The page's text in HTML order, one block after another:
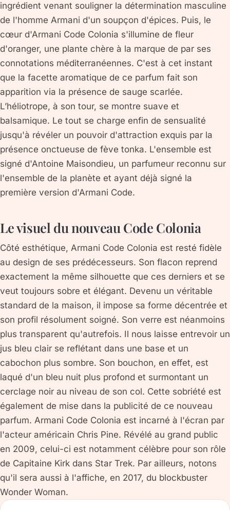
ingrédient venant souligner la détermination masculine
de l'homme Armani d'un soupçon d'épices. Puis, le
cœur d'Armani Code Colonia s'illumine de fleur
d'oranger, une plante chère à la marque de par ses
connotations méditerranéennes. C'est à cet instant
que la facette aromatique de ce parfum fait son
apparition via la présence de sauge scarlée.
L’héliotrope, à son tour, se montre suave et
balsamique. Le tout se charge enfin de sensualité
jusqu'à révéler un pouvoir d'attraction exquis par la
présence onctueuse de fève tonka. L'ensemble est
signé d'Antoine Maisondieu, un parfumeur reconnu sur
l'ensemble de la planète et ayant déjà signé la
première version d'Armani Code.
Le visuel du nouveau Code Colonia
Côté esthétique, Armani Code Colonia est resté fidèle
au design de ses prédécesseurs. Son flacon reprend
exactement la même silhouette que ces derniers et se
veut toujours sobre et élégant. Devenu un véritable
standard de la maison, il impose sa forme décentrée et
son profil résolument soigné. Son verre est néanmoins
plus transparent qu'autrefois. Il nous laisse entrevoir un
jus bleu clair se reflétant dans une base et un
cabochon plus sombre. Son bouchon, en effet, est
laqué d'un bleu nuit plus profond et surmontant un
cerclage noir au niveau de son col. Cette sobriété est
également de mise dans la publicité de ce nouveau
parfum. Armani Code Colonia est incarné à l'écran par
l'acteur américain Chris Pine. Révélé au grand public
en 2009, celui-ci est notamment célèbre pour son rôle
de Capitaine Kirk dans Star Trek. Par ailleurs, notons
qu'il sera aussi à l'affiche, en 2017, du blockbuster
Wonder Woman.